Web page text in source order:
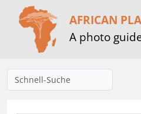
AFRICAN
A photo